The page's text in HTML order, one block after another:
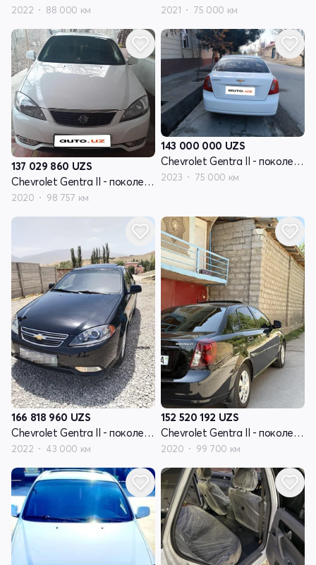
2022 88 000 км 2021 75 000 км
137 029 860 UZS
Chevrolet Gentra II - поколение
2020 98 757 км
143 000 000 UZS
Chevrolet Gentra II - поколение
2023 75 000 км
166 818 960 UZS
Chevrolet Gentra II - поколение
2022 43 000 км
152 520 192 UZS
Chevrolet Gentra II - поколение
2020 99 700 км